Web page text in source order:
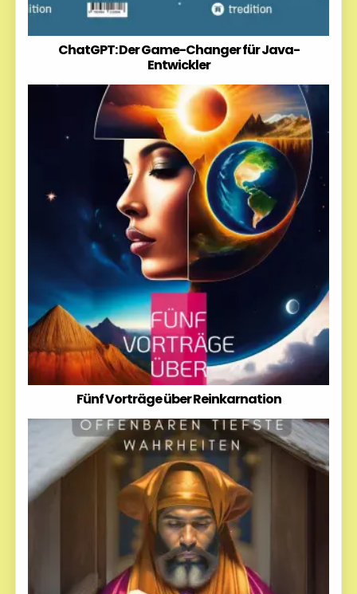
ChatGPT: Der Game-Changer für Java-
Entwickler
Fünf Vorträge über Reinkarnation